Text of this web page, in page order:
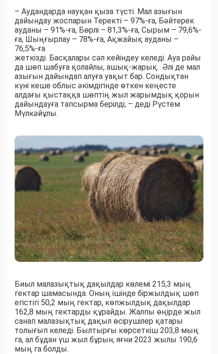
– Аудандарда науқан қыза түсті. Мал азығын
дайындау жоспарын Теректі – 97%-ға, Бәйтерек
ауданы – 91%-ға, Бөрлі – 81,3%-ға, Сырым – 79,6%-
ға, Шыңғырлау – 78%-ға, Ақжайық ауданы –
76,5%-ға
жеткізді. Басқалары сәл кейіндеу келеді. Ауа райы
да шөп шабуға қолайлы, ашық-жарық. Әлі де мал
азығын дайындап алуға уақыт бар. Сондықтан
күні кеше облыс әкімдігінде өткен кеңесте
алдағы қыстаққа шөптің жыл жарымдық қорын
дайындауға тапсырма берілді, – деді Рүстем
Мүлкәйұлы.
Биыл малазықтық дақылдар көлемі 215,3 мың
гектар шамасында. Оның ішінде біржылдық шөп
егістігі 50,2 мың гектар, көпжылдық дақылдар
162,8 мың гектарды құрайды. Жалпы өңірде жыл
санап малазықтық дақыл өсірушілер қатары
толығып келеді. Былтырғы көрсеткіш 203,8 мың
га, ал бұдан үш жыл бұрын, яғни 2023 жылы 190,6
мың га болды.